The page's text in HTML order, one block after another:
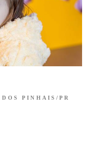
PINHAIS/PR